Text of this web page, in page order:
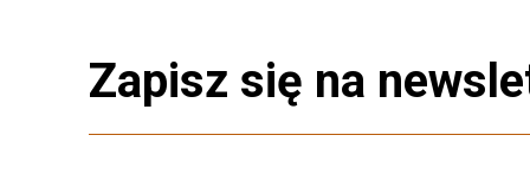
Zapisz się na